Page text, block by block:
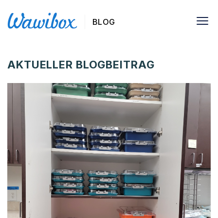
BLOG
AKTUELLER BLOGBEITRAG